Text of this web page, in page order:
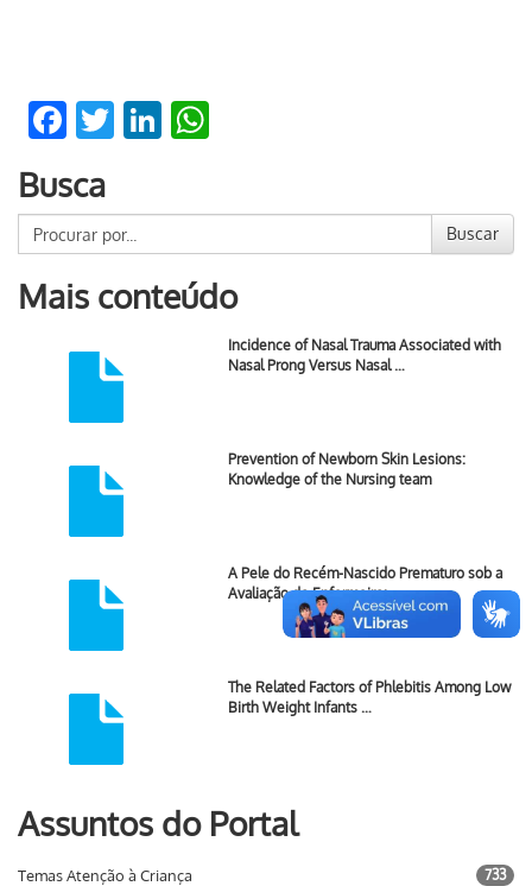
Facebook
TwitterLinkedIn
Busca
Buscar
Mais conteúdo
Incidence of Nasal Trauma Associated with
Nasal Prong Versus Nasal …
Prevention of Newborn Skin Lesions:
Knowledge of the Nursing team
A Pele do Recém-Nascido Prematuro sob a
Avaliação do Enfermeiro: …
The Related Factors of Phlebitis Among Low
Birth Weight Infants …
Assuntos do Portal
Temas Atenção à Criança 733